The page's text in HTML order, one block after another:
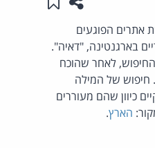
אתרים הפוגעים
בארגנטינה, "דאיה".
לאחר שהוכח
חיפוש של המילה
כיוון שהם מעוררים
הארץ.